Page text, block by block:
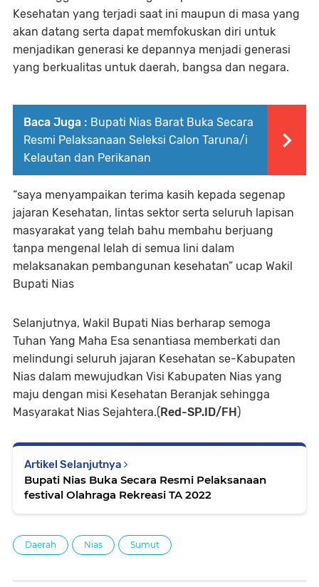
Kesehatan yang terjadi saat ini maupun di masa yang
akan datang serta dapat memfokuskan diri untuk
menjadikan generasi ke depannya menjadi generasi
yang berkualitas untuk daerah, bangsa dan negara.
Baca Juga : Bupati Nias Barat Buka Secara
Resmi Pelaksanaan Seleksi Calon Taruna/i
Kelautan dan Perikanan
“saya menyampaikan terima kasih kepada segenap
jajaran Kesehatan, lintas sektor serta seluruh lapisan
masyarakat yang telah bahu membahu berjuang
tanpa mengenal lelah di semua lini dalam
melaksanakan pembangunan kesehatan” ucap Wakil
Bupati Nias
Selanjutnya, Wakil Bupati Nias berharap semoga
Tuhan Yang Maha Esa senantiasa memberkati dan
melindungi seluruh jajaran Kesehatan se-Kabupaten
Nias dalam mewujudkan Visi Kabupaten Nias yang
maju dengan misi Kesehatan Beranjak sehingga
Masyarakat Nias Sejahtera.( Red-SP.ID/FH )
Artikel Selanjutnya
Bupati Nias Buka Secara Resmi Pelaksanaan
festival Olahraga Rekreasi TA 2022
Daerah Nias Sumut